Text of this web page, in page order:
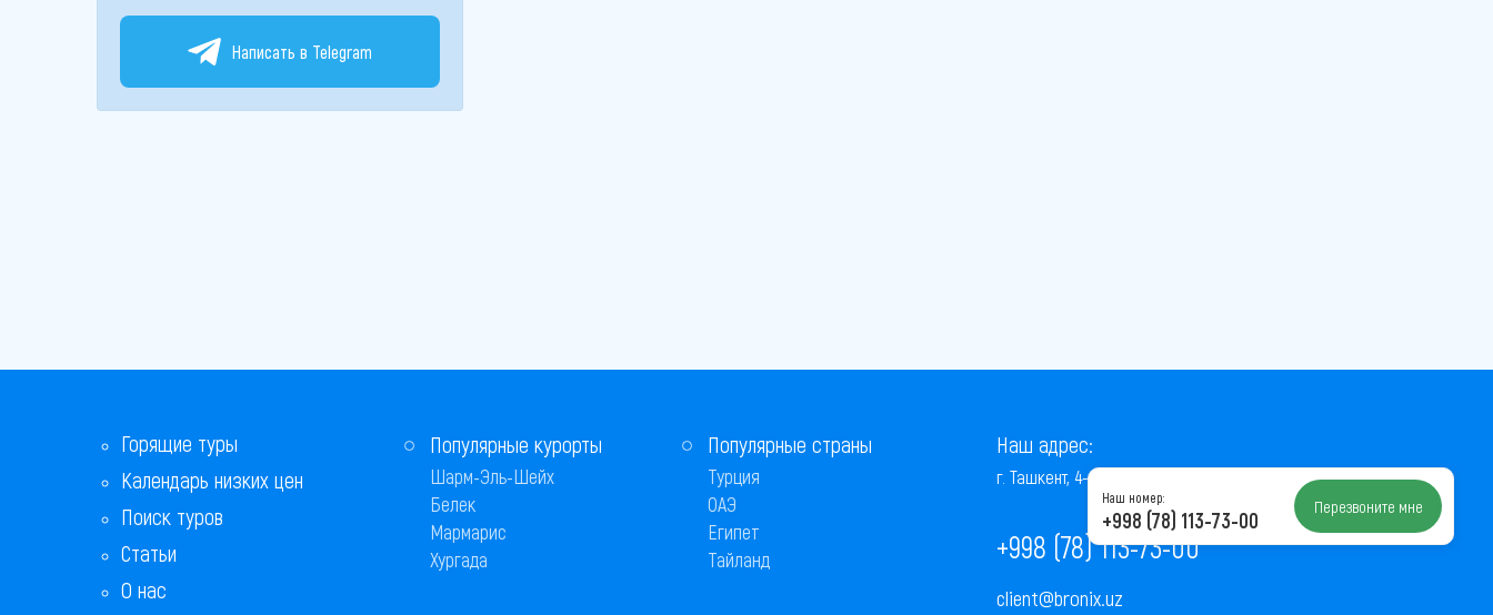
Написать в Telegram
Горящие туры
Календарь низких цен
Поиск туров
Статьи
О нас
Популярные курорты
Шарм-Эль-Шейх
Белек
Мармарис
Хургада
Популярные страны
Турция
ОАЭ
Египет
Тайланд
Наш адрес:
г. Ташкент, 4-й проезд Ниёзбек Йули, 7
+998 (78) 113-73-00
client@bronix.uz
Наш номер:
+998 (78) 113-73-00 Перезвоните мне